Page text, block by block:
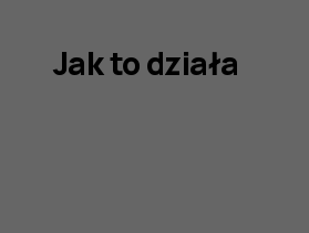
Jak to działa